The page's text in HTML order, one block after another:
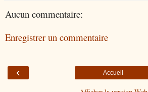
Aucun commentaire:
Enregistrer un commentaire
‹ Accueil